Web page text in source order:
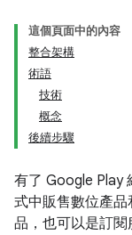
這個頁面中的內容
整合架構
術語
技術
概念
後續步驟
有了 Google Play
式中販售數位產
品，也可以是訂